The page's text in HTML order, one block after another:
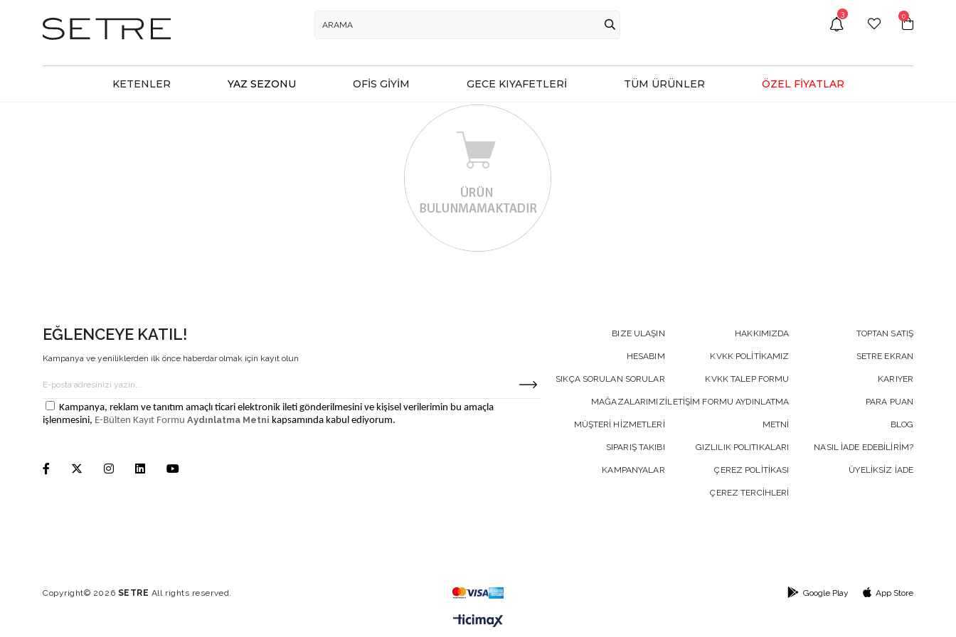
0
3
KETENLER YAZ SEZONU OFİS GİYİM GECE KIYAFETLERİ TÜM ÜRÜNLER ÖZEL FİYATLAR
EĞLENCEYE KATIL!
Kampanya ve yeniliklerden ilk önce haberdar olmak için kayıt olun
Kampanya, reklam ve tanıtım amaçlı ticari elektronik ileti gönderilmesini ve kişisel verilerimin bu amaçla
işlenmesini, E-Bülten Kayıt Formu Aydınlatma Metni kapsamında kabul ediyorum.
BIZE ULAŞIN
HESABIM
SIKÇA SORULAN SORULAR
MAĞAZALARIMIZ
MÜŞTERİ HİZMETLERİ
SIPARIŞ TAKIBI
KAMPANYALAR
HAKKIMIZDA
KVKK POLİTİKAMIZ
KVKK TALEP FORMU
İLETİŞİM FORMU AYDINLATMA
METNİ
GIZLILIK POLITIKALARI
ÇEREZ POLİTİKASI
ÇEREZ TERCİHLERİ
TOPTAN SATIŞ
SETRE EKRAN
KARIYER
PARA PUAN
BLOG
NASIL İADE EDEBİLİRİM?
ÜYELİKSİZ İADE
Copyright© 2026 SETRE All rights reserved. Google Play App Store